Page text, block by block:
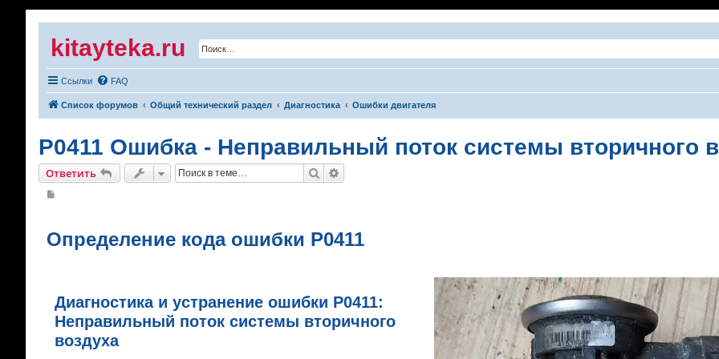
kitayteka.ru
Ссылки FAQ
Список форумов Общий технический раздел Диагностика Ошибки двигателя
P0411 Ошибка - Неправильный поток системы вторичного
Ответить Поиск
щ
е
Определение кода ошибки P0411
Диагностика и устранение ошибки P0411:
Неправильный поток системы вторичного
воздуха